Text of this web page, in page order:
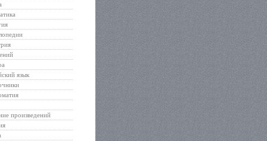
язык
произведений